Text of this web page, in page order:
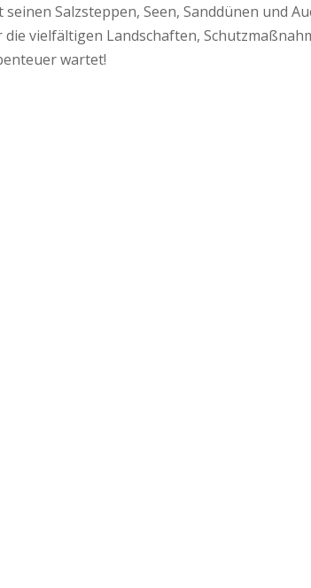
Salzsteppen, Seen, Sanddünen und
vielfältigen Landschaften,
wartet!